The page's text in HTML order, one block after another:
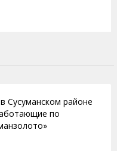
Сусуманском районе
по